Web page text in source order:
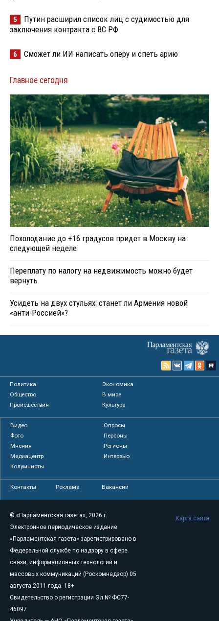
5
Путин расширил список лиц с судимостью для
заключения контракта с ВС РФ
6 Сможет ли ИИ написать оперу и спеть арию
Главное сегодня
Похолодание до +16 градусов придет в Москву на
следующей неделе
Переплату по налогу на недвижимость можно будет
вернуть
Усидеть на двух стульях: станет ли Армения новой
«анти-Россией»?
Политика
Экономика
Общество
В мире
Происшествия
Культура
Видео
Опросы
Фото
Персоны
Мнения
Регионы
Медиацентр
Интервью
Колумнисты
Контакты Реклама Вакансии
© «Парламентская газета», 2026 г.
Электронное периодическое издание
«Парламентская газета» зарегистрировано в
Федеральной службе по надзору в сфере
связи, информационных технологий и
массовых коммуникаций (Роскомнадзор) 05
августа 2011 года. 18+
Свидетельство о регистрации Эл № ФС77-
46097
Карта сайта